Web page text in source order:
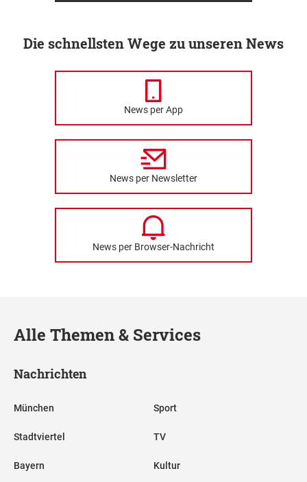
Die schnellsten Wege zu unseren News
News per App
News per Newsletter
News per Browser-Nachricht
Alle Themen & Services
Nachrichten
München
Stadtviertel
Bayern
Sport
TV
Kultur